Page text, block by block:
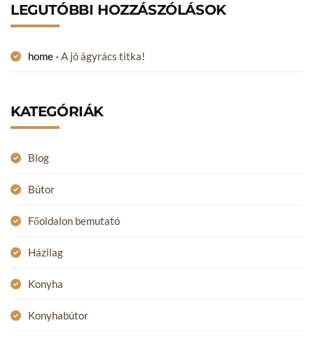
LEGUTÓBBI HOZZÁSZÓLÁSOK
home- A jó ágyrács titka!
KATEGÓRIÁK
Blog
Bútor
Főoldalon bemutató
Házilag
Konyha
Konyhabútor